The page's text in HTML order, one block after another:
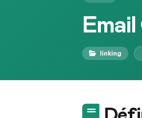
linking